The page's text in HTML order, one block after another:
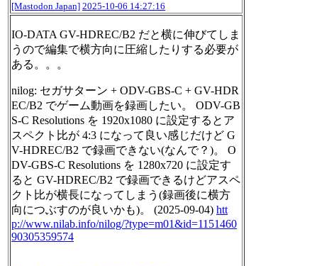
[Mastodon Japan] 2025-10-06 14:27:16
IO-DATA GV-HDREC/B2 だと横に伸びてしま
うので編集で横方向に圧縮したりする必要が
ある。。。
nilog: セガサターン + ODV-GBS-C + GV-HDR
EC/B2 でゲーム動画を録画したい。 ODV-GB
S-C Resolutions を 1920x1080 に設定するとア
スペクト比が 4:3 になって良い感じだけど G
V-HDREC/B2 で録画できない(なんで？)。 O
DV-GBS-C Resolutions を 1280x720 に設定す
ると GV-HDREC/B2 で録画できるけどアスペ
クト比が横長になってしまう(録画後に横方
向につぶすのが良いかも)。 (2025-09-04) htt
p://www.nilab.info/nilog/?type=m01&id=1151460
90305359574